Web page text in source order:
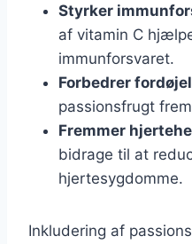
Styrker
af vitamin C
immunforsvaret.
Forbedrer
passionsfrugt
Fremmer
bidrage til at
hjertesygdomme.
Inkludering af